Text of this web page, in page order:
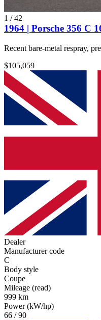
1 /42
1964 | Porsche 356 C
Recent bare-metal respray,
$105,059
Dealer
Manufacturer code
C
Body style
Coupe
Mileage (read)
999 km
Power (kW/hp)
66 / 90